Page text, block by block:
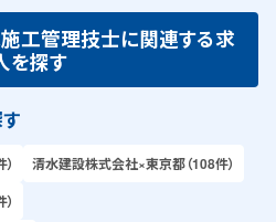
工管理技士に関連する求
を探す
清水建設株式会社×東京都（108件）